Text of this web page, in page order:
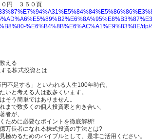
０円 ３５０頁
%E6%B4%8B%E6%AC%A1%E9%83%8E/
える
る株式投資とは
不足する」といわれる人生100年時代。
いと考える人は数多くいます。
そう簡単ではありません。
まで数多くの個人投資家と向き合い、
者が、
ために必要なポイントを徹底解析!
万長者になれる株式投資の手法とは?
極めるためのバイブルとして、是非ご活用ください。